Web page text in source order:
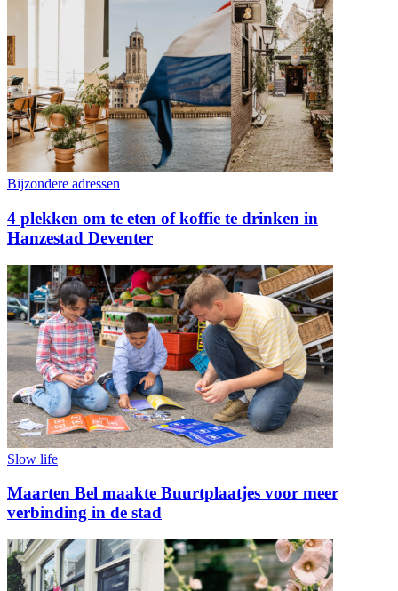
Bijzondere adressen
4 plekken om te eten of koffie te drinken in
Hanzestad Deventer
Slow life
Maarten Bel maakte Buurtplaatjes voor meer
verbinding in de stad